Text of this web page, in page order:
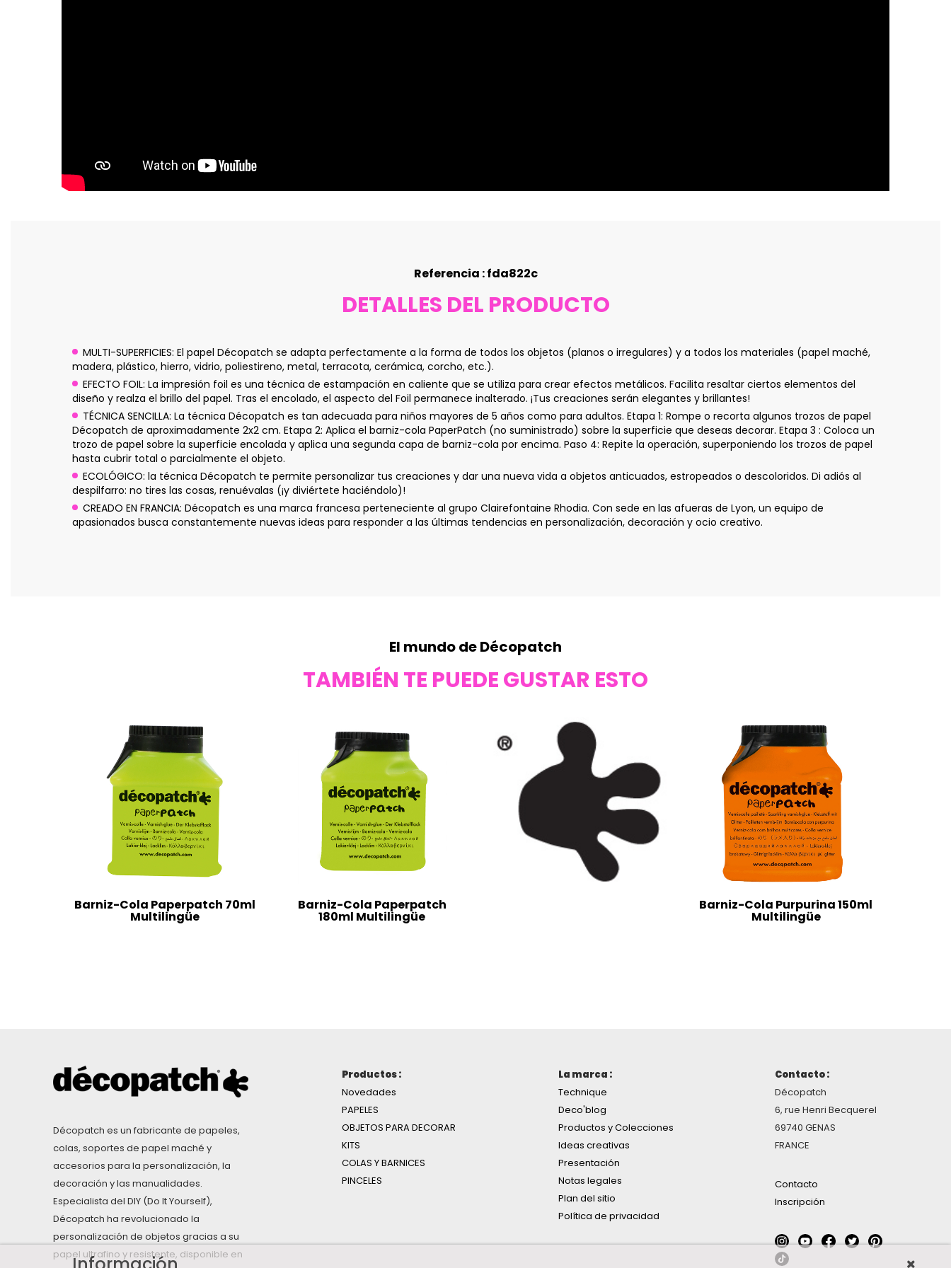
Referencia : fda822c
DETALLES DEL PRODUCTO
MULTI-SUPERFICIES: El papel Décopatch se adapta perfectamente a la forma de todos los objetos (planos o irregulares) y a todos los materiales (papel maché,
madera, plástico, hierro, vidrio, poliestireno, metal, terracota, cerámica, corcho, etc.).
EFECTO FOIL: La impresión foil es una técnica de estampación en caliente que se utiliza para crear efectos metálicos. Facilita resaltar ciertos elementos del
diseño y realza el brillo del papel. Tras el encolado, el aspecto del Foil permanece inalterado. ¡Tus creaciones serán elegantes y brillantes!
TÉCNICA SENCILLA: La técnica Décopatch es tan adecuada para niños mayores de 5 años como para adultos. Etapa 1: Rompe o recorta algunos trozos de papel
Décopatch de aproximadamente 2x2 cm. Etapa 2: Aplica el barniz-cola PaperPatch (no suministrado) sobre la superficie que deseas decorar. Etapa 3 : Coloca un
trozo de papel sobre la superficie encolada y aplica una segunda capa de barniz-cola por encima. Paso 4: Repite la operación, superponiendo los trozos de papel
hasta cubrir total o parcialmente el objeto.
ECOLÓGICO: la técnica Décopatch te permite personalizar tus creaciones y dar una nueva vida a objetos anticuados, estropeados o descoloridos. Di adiós al
despilfarro: no tires las cosas, renuévalas (¡y diviértete haciéndolo)!
CREADO EN FRANCIA: Décopatch es una marca francesa perteneciente al grupo Clairefontaine Rhodia. Con sede en las afueras de Lyon, un equipo de
apasionados busca constantemente nuevas ideas para responder a las últimas tendencias en personalización, decoración y ocio creativo.
El mundo de Décopatch
TAMBIÉN TE PUEDE GUSTAR ESTO
Barniz-Cola Paperpatch 70ml
Multilingüe
Barniz-Cola Paperpatch
180ml Multilingüe
Barniz-Cola Purpurina 150ml
Multilingüe
Décopatch es un fabricante de papeles,
colas, soportes de papel maché y
accesorios para la personalización, la
decoración y las manualidades.
Especialista del DIY (Do It Yourself),
Décopatch ha revolucionado la
personalización de objetos gracias a su
papel ultrafino y resistente, disponible en
Productos :
Novedades
PAPELES
OBJETOS PARA DECORAR
KITS
COLAS Y BARNICES
PINCELES
La marca :
Technique
Deco'blog
Productos y Colecciones
Ideas creativas
Presentación
Notas legales
Plan del sitio
Política de privacidad
Contacto :
Décopatch
6, rue Henri Becquerel
69740 GENAS
FRANCE
Contacto
Inscripción